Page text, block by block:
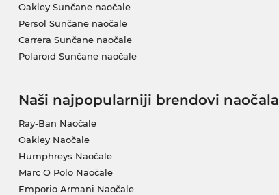
Oakley Sunčane naočale
Persol Sunčane naočale
Carrera Sunčane naočale
Polaroid Sunčane naočale
Naši najpopularniji brendovi naočala
Ray-Ban Naočale
Oakley Naočale
Humphreys Naočale
Marc O Polo Naočale
Emporio Armani Naočale